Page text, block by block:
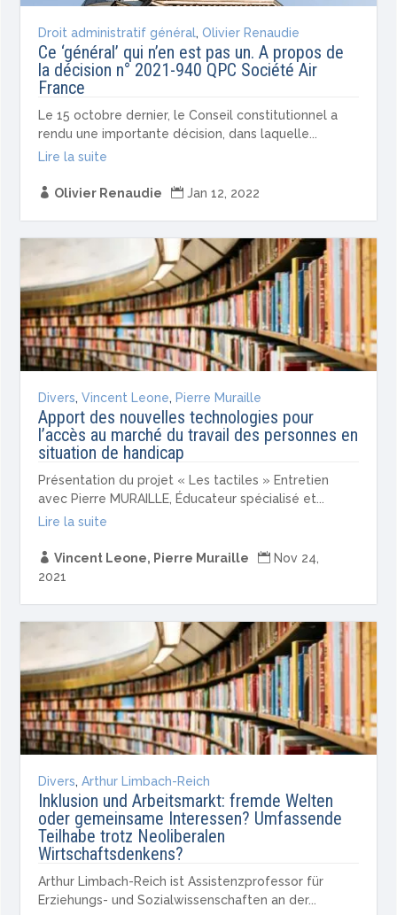
Droit administratif général,Olivier Renaudie
Ce ‘général’ qui n’en est pas un. A propos de
la décision n° 2021-940 QPC Société Air
France
Le 15 octobre dernier, le Conseil constitutionnel a
rendu une importante décision, dans laquelle...
Lire la suite
 Olivier Renaudie  Jan 12, 2022
Divers,Vincent Leone, Pierre Muraille
Apport des nouvelles technologies pour
l’accès au marché du travail des personnes en
situation de handicap
Présentation du projet « Les tactiles » Entretien
avec Pierre MURAILLE, Éducateur spécialisé et...
Lire la suite
 Vincent Leone, Pierre Muraille  Nov 24,
2021
Divers,Arthur Limbach-Reich
Inklusion und Arbeitsmarkt: fremde Welten
oder gemeinsame Interessen? Umfassende
Teilhabe trotz Neoliberalen
Wirtschaftsdenkens?
Arthur Limbach-Reich ist Assistenzprofessor für
Erziehungs- und Sozialwissenschaften an der...